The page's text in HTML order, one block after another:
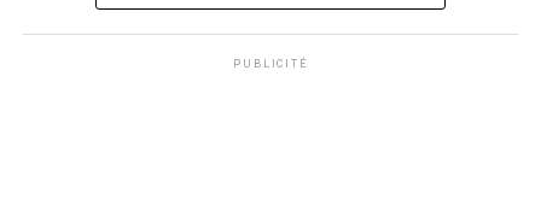
PUBLICITÉ